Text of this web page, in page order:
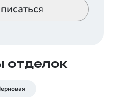
отделок